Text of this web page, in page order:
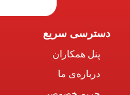
دسترسی سریع
پنل همکاران
درباره‌ی ما